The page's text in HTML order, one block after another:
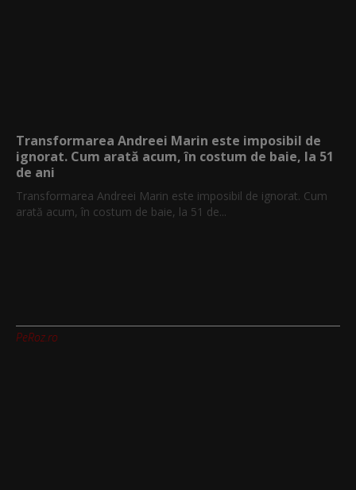
Transformarea Andreei Marin este imposibil de
ignorat. Cum arată acum, în costum de baie, la 51
de ani
Transformarea Andreei Marin este imposibil de ignorat. Cum
arată acum, în costum de baie, la 51 de...
PeRoz.ro